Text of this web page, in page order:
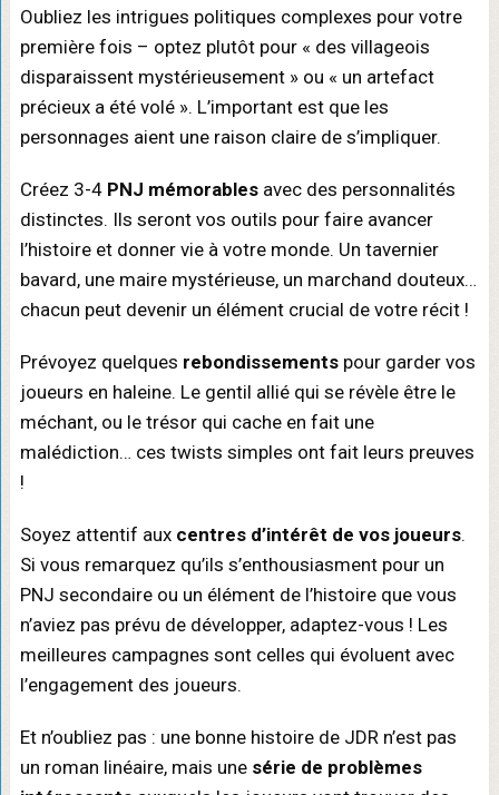
Oubliez les intrigues politiques complexes pour votre
première fois – optez plutôt pour « des villageois
disparaissent mystérieusement » ou « un artefact
précieux a été volé ». L’important est que les
personnages aient une raison claire de s’impliquer.
Créez 3-4 PNJ mémorablesavec des personnalités
distinctes. Ils seront vos outils pour faire avancer
l’histoire et donner vie à votre monde. Un tavernier
bavard, une maire mystérieuse, un marchand douteux…
chacun peut devenir un élément crucial de votre récit !
Prévoyez quelques rebondissementspour garder vos
joueurs en haleine. Le gentil allié qui se révèle être le
méchant, ou le trésor qui cache en fait une
malédiction… ces twists simples ont fait leurs preuves
!
Soyez attentif aux centres d’intérêt de vos joueurs.
Si vous remarquez qu’ils s’enthousiasment pour un
PNJ secondaire ou un élément de l’histoire que vous
n’aviez pas prévu de développer, adaptez-vous ! Les
meilleures campagnes sont celles qui évoluent avec
l’engagement des joueurs.
Et n’oubliez pas : une bonne histoire de JDR n’est pas
un roman linéaire, mais une série de problèmes